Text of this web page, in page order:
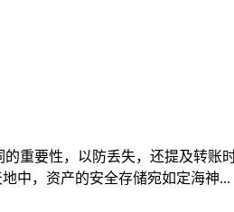
重要性，以防丢失，还提及转账
中，资产的安全存储宛如定海神...